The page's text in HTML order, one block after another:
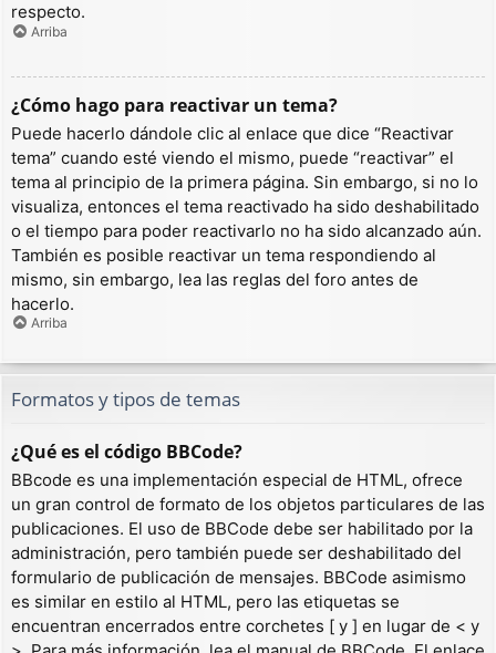
respecto.
Arriba
¿Cómo hago para reactivar un tema?
Puede hacerlo dándole clic al enlace que dice “Reactivar
tema” cuando esté viendo el mismo, puede “reactivar” el
tema al principio de la primera página. Sin embargo, si no lo
visualiza, entonces el tema reactivado ha sido deshabilitado
o el tiempo para poder reactivarlo no ha sido alcanzado aún.
También es posible reactivar un tema respondiendo al
mismo, sin embargo, lea las reglas del foro antes de
hacerlo.
Arriba
Formatos y tipos de temas
¿Qué es el código BBCode?
BBcode es una implementación especial de HTML, ofrece
un gran control de formato de los objetos particulares de las
publicaciones. El uso de BBCode debe ser habilitado por la
administración, pero también puede ser deshabilitado del
formulario de publicación de mensajes. BBCode asimismo
es similar en estilo al HTML, pero las etiquetas se
encuentran encerrados entre corchetes [ y ] en lugar de < y